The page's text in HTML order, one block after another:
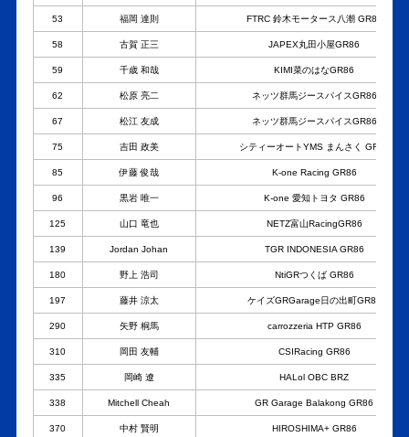
53 福岡 達則 FTRC 鈴木モータース八潮 GR86
58 古賀 正三 JAPEX丸田小屋GR86
59 千歳 和哉 KIMI菜のはなGR86
62 松原 亮二 ネッツ群馬ジースパイスGR86
67 松江 友成 ネッツ群馬ジースパイスGR86
75 吉田 政美 シティーオートYMS まんさく GR86
85 伊藤 俊哉 K-one Racing GR86
96 黒岩 唯一 K-one 愛知トヨタ GR86
125 山口 竜也 NETZ富山RacingGR86
139 Jordan Johan TGR INDONESIA GR86
180 野上 浩司 NtiGRつくば GR86
197 藤井 涼太 ケイズGRGarage日の出町GR86
290 矢野 桐馬 carrozzeria HTP GR86
310 岡田 友輔 CSIRacing GR86
335 岡崎 遼 HALol OBC BRZ
338 Mitchell Cheah GR Garage Balakong GR86
370 中村 賢明 HIROSHIMA+ GR86